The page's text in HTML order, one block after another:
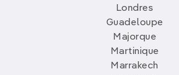
Londres
Guadeloupe
Majorque
Martinique
Marrakech